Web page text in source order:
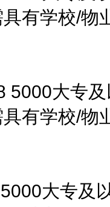
有学校/物
大专及
有学校/物
大专及以